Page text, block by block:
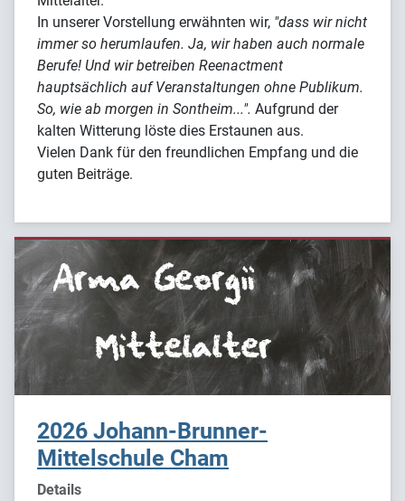
In unserer Vorstellung erwähnten wir, "dass wir nicht
immer so herumlaufen. Ja, wir haben auch normale
Berufe! Und wir betreiben Reenactment
hauptsächlich auf Veranstaltungen ohne Publikum.
So, wie ab morgen in Sontheim...". Aufgrund der
kalten Witterung löste dies Erstaunen aus.
Vielen Dank für den freundlichen Empfang und die
guten Beiträge.
2026 Johann-Brunner-
Mittelschule Cham
Details